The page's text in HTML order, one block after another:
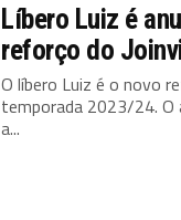
Líbero Luiz é
reforço do
O líbero Luiz é o novo
temporada 2023/24.
a...